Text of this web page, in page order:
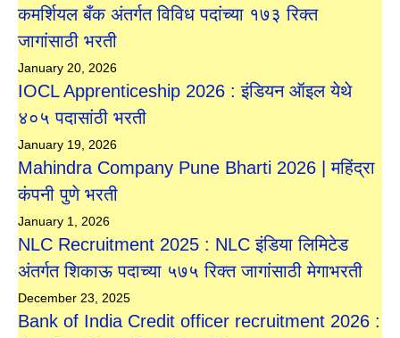
कमर्शियल बँक अंतर्गत विविध पदांच्या १७३ रिक्त
जागांसाठी भरती
January 20, 2026
IOCL Apprenticeship 2026 : इंडियन ऑइल येथे
४०५ पदासांठी भरती
January 19, 2026
Mahindra Company Pune Bharti 2026 | महिंद्रा
कंपनी पुणे भरती
January 1, 2026
NLC Recruitment 2025 : NLC इंडिया लिमिटेड
अंतर्गत शिकाऊ पदाच्या ५७५ रिक्त जागांसाठी मेगाभरती
December 23, 2025
Bank of India Credit officer recruitment 2026 :